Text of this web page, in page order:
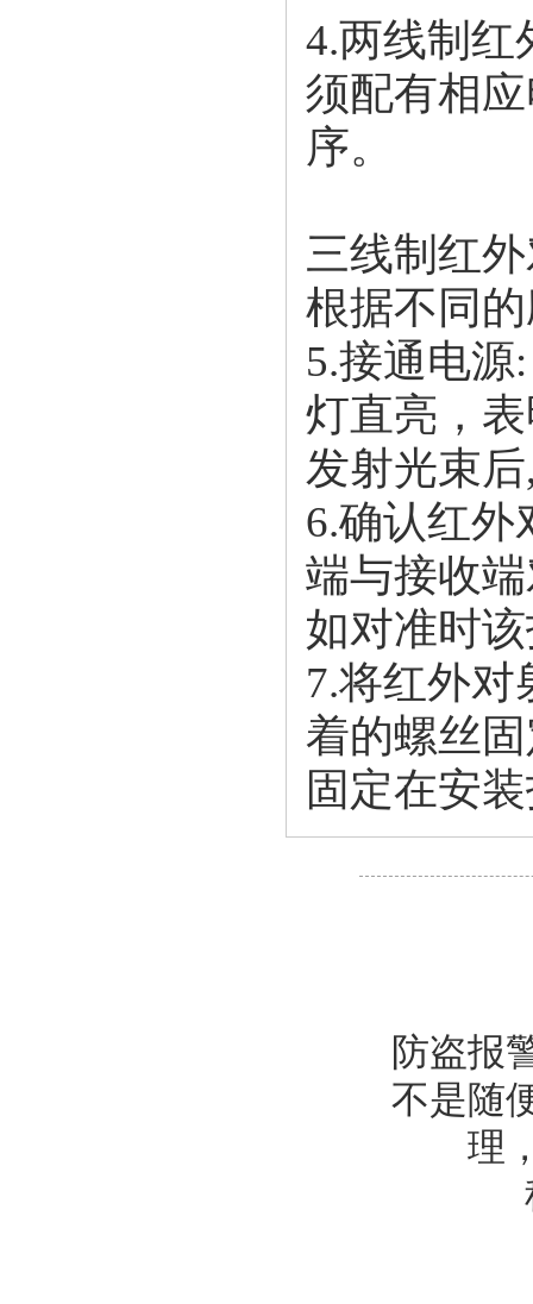
4.两线制红
须配有相
序。
三线制红
根据不同
5.接通电源
灯直亮，
发射光束
6.确认红外
端与接收
如对准时
7.将红外
着的螺丝
固定在安
防盗报
不是随
理